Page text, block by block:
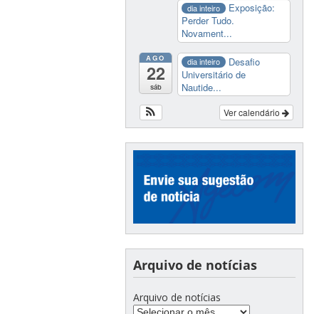
dia inteiro
Exposição:
Perder Tudo.
Novament...
AGO
22
sáb
dia inteiro
Desafio
Universitário de
Nautide...
Ver calendário
Arquivo de notícias
Arquivo de notícias